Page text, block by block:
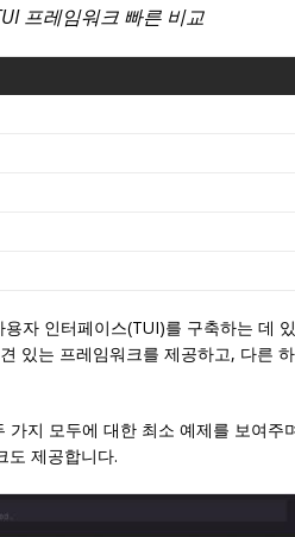
프레임워크 빠른 비교
자 인터페이스(TUI)를 구축하는 데
있는 프레임워크를 제공하고, 다른
지 모두에 대한 최소 예제를 보여주
도 제공합니다.